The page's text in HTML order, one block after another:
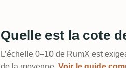
Quelle est la cote
L’échelle 0–10 de RumX est